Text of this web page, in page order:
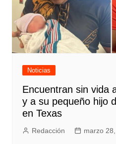
Noticias
Encuentran sin vida
y a su pequeño hijo
en Texas
Redacción marzo